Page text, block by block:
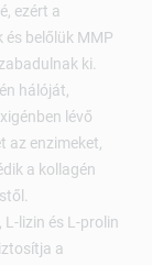
ezért a
és belőlük MMP
ki.
hálóját,
lévő
az enzimeket,
a kollagén
lizin és L-prolin
a